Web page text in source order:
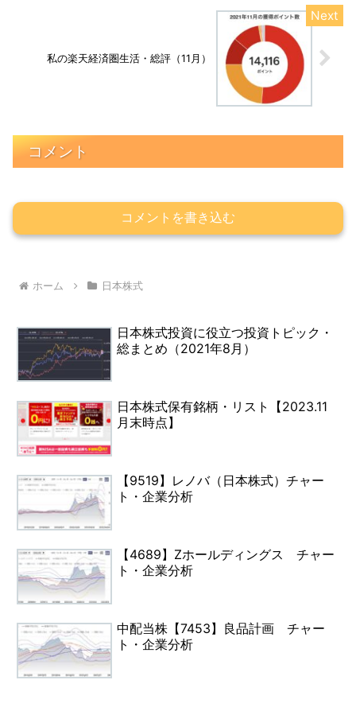
私の楽天経済圏生活・総評（11月）
コメント
コメントを書き込む
ホーム 日本株式
日本株式投資に役立つ投資トピック・
総まとめ（2021年8月）
日本株式保有銘柄・リスト【2023.11
月末時点】
【9519】レノバ（日本株式）チャー
ト・企業分析
【4689】Zホールディングス チャー
ト・企業分析
中配当株【7453】良品計画 チャー
ト・企業分析